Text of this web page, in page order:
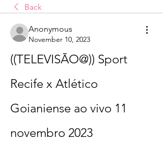
Back
Anonymous
November 10, 2023
((TELEVISÃO@)) Sport
Recife x Atlético
Goianiense ao vivo 11
novembro 2023